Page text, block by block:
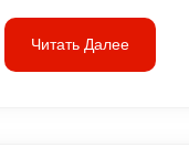
Читать Далее